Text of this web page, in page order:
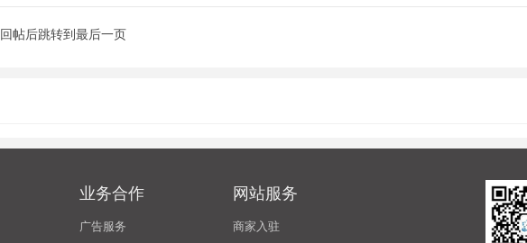
回帖后跳转到最后一页
业务合作
广告服务
网站服务
商家入驻